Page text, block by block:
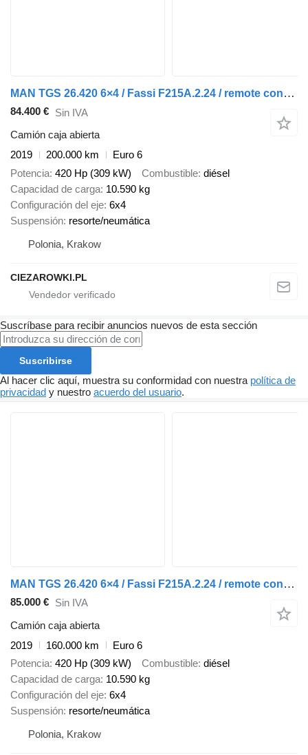
MAN TGS 26.420 6×4 / Fassi F215A.2.24 / remote control / Rotator / p
84.400 € Sin IVA
Camión caja abierta
2019
200.000 km
Euro 6
Potencia 420 Hp (309 kW) Combustible diésel
Capacidad de carga 10.590 kg
Configuración del eje 6x4
Suspensión resorte/neumática
Polonia, Krakow
CIEZAROWKI.PL
Suscríbase para recibir anuncios nuevos de esta sección
Suscribirse
Al hacer clic aquí, muestra su conformidad con nuestra política de
privacidad y nuestro acuerdo del usuario.
MAN TGS 26.420 6×4 / Fassi F215A.2.24 / remote control / Rotator / 1
85.000 € Sin IVA
Camión caja abierta
2019
160.000 km
Euro 6
Potencia 420 Hp (309 kW) Combustible diésel
Capacidad de carga 10.590 kg
Configuración del eje 6x4
Suspensión resorte/neumática
Polonia, Krakow